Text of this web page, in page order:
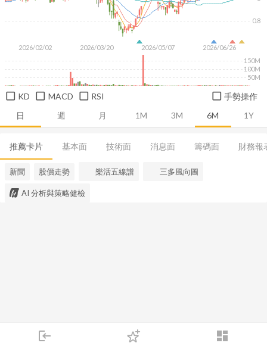
login dashboard
下單
日 週 月 1M 3M 6M 1Y
2026/02/02 2026/03/20 2026/05/07 2026/06/26
0.8
50M
100M
150M
KD MACD RSI 手勢操作
推薦卡片 基本面 技術面 消息面 籌碼面 財務報
新聞 股價走勢 樂活五線譜 三多風向圖
AI 分析與策略健檢